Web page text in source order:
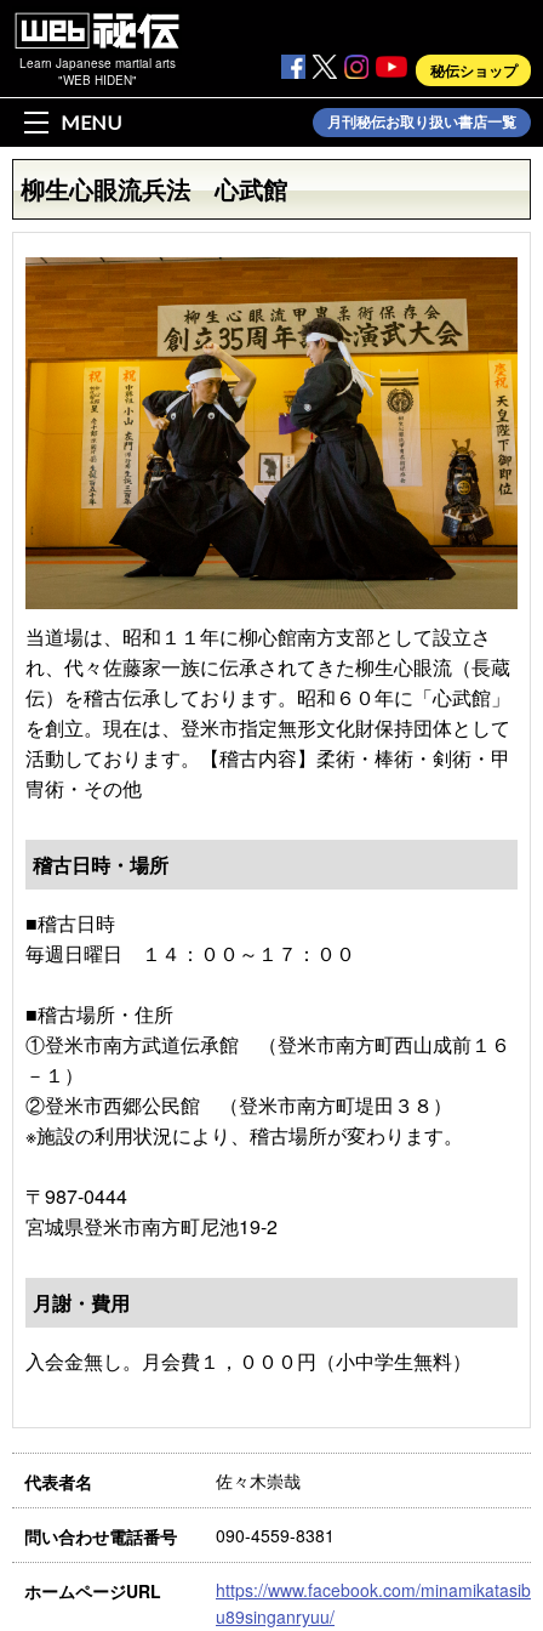
Learn Japanese martial arts
"WEB HIDEN"
秘伝ショップ
MENU 月刊秘伝お取り扱い書店一覧
柳生心眼流兵法 心武館
当道場は、昭和１１年に柳心館南方支部として設立さ
れ、代々佐藤家一族に伝承されてきた柳生心眼流（長蔵
伝）を稽古伝承しております。昭和６０年に「心武館」
を創立。現在は、登米市指定無形文化財保持団体として
活動しております。【稽古内容】柔術・棒術・剣術・甲
冑術・その他
稽古日時・場所
■稽古日時
毎週日曜日 １４：００～１７：００
■稽古場所・住所
①登米市南方武道伝承館 （登米市南方町西山成前１６
－１）
②登米市西郷公民館 （登米市南方町堤田３８）
※施設の利用状況により、稽古場所が変わります。
〒987-0444
宮城県登米市南方町尼池19-2
月謝・費用
入会金無し。月会費１，０００円（小中学生無料）
代表者名 佐々木崇哉
問い合わせ電話番号 090-4559-8381
ホームページURL
https://www.facebook.com/minamikatasib
u89singanryuu/